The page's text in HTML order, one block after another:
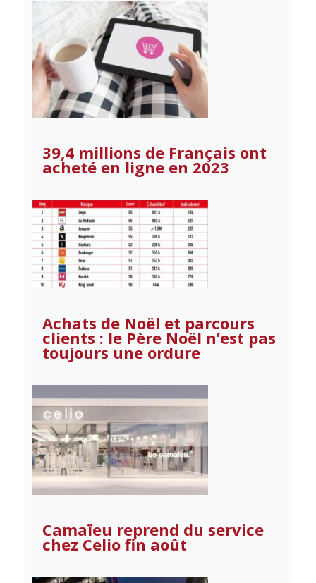
39,4 millions de Français ont
acheté en ligne en 2023
Achats de Noël et parcours
clients : le Père Noël n’est pas
toujours une ordure
Camaïeu reprend du service
chez Celio fin août